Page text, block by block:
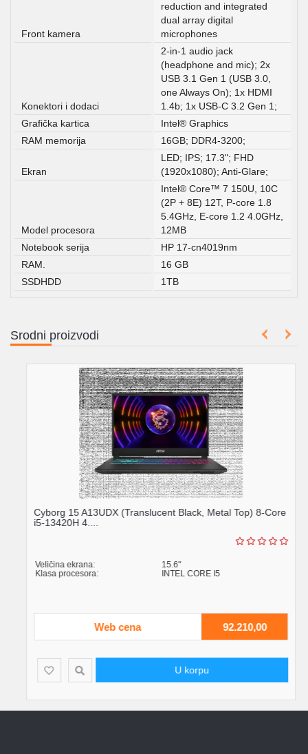
Front kamera
reduction and integrated
dual array digital
microphones
Konektori i dodaci
2-in-1 audio jack
(headphone and mic); 2x
USB 3.1 Gen 1 (USB 3.0,
one Always On); 1x HDMI
1.4b; 1x USB-C 3.2 Gen 1;
Grafička kartica
Intel® Graphics
RAM memorija
16GB; DDR4-3200;
Ekran
LED; IPS; 17.3"; FHD
(1920x1080); Anti-Glare;
Model procesora
Intel® Core™ 7 150U, 10C
(2P + 8E) 12T, P-core 1.8
5.4GHz, E-core 1.2 4.0GHz,
12MB
Notebook serija
HP 17-cn4019nm
RAM.
16 GB
SSDHDD
1TB
Srodni proizvodi
Cyborg 15 A13UDX (Translucent Black, Metal Top) 8-Core
i5-13420H 4....
Veličina ekrana:
15.6"
Klasa procesora:
INTEL CORE I5
Web cena 92.210,00
U korpu